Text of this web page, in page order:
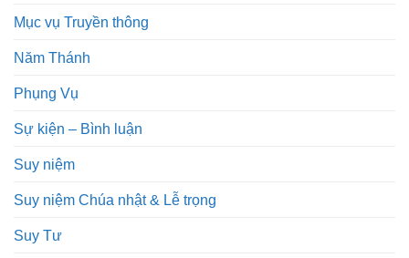
Mục vụ Truyền thông
Năm Thánh
Phụng Vụ
Sự kiện – Bình luận
Suy niệm
Suy niệm Chúa nhật & Lễ trọng
Suy Tư